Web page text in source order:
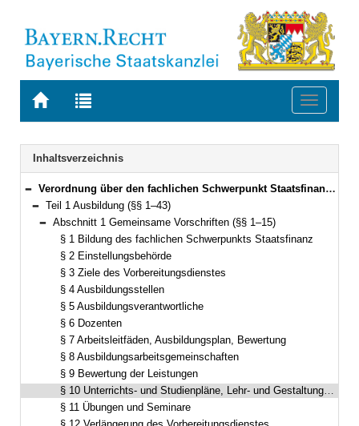
Zur
BAYERN.RECHT
Zur
letzten
Suche
Toggle
Navigation
Inhaltsverzeichnis
Bereich reduzieren
Verordnung über den fachlichen Schwerpunkt Staatsfinanz (Fachverordnung Staatsfinanz – FachV-StF) Vom 15. November 2011 (GVBl. S. 579) BayRS 2038-3-5-6-F (§§ 1–61)
Bereich reduzieren
Teil 1 Ausbildung (§§ 1–43)
Bereich reduzieren
Abschnitt 1 Gemeinsame Vorschriften (§§ 1–15)
§ 1 Bildung des fachlichen Schwerpunkts Staatsfinanz
§ 2 Einstellungsbehörde
§ 3 Ziele des Vorbereitungsdienstes
§ 4 Ausbildungsstellen
§ 5 Ausbildungsverantwortliche
§ 6 Dozenten
§ 7 Arbeitsleitfäden, Ausbildungsplan, Bewertung
§ 8 Ausbildungsarbeitsgemeinschaften
§ 9 Bewertung der Leistungen
§ 10 Unterrichts- und Studienpläne, Lehr- und Gestaltungspläne
§ 11 Übungen und Seminare